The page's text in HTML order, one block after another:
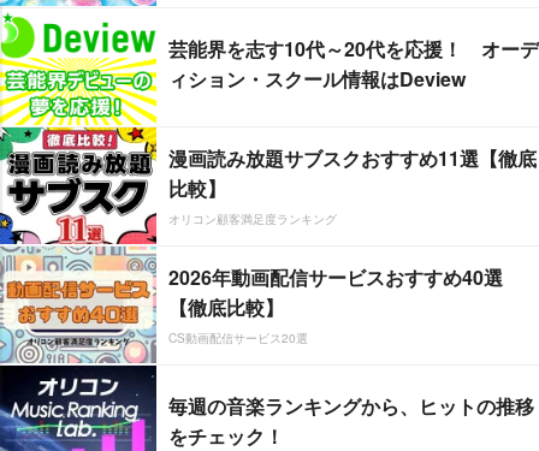
芸能界を志す10代～20代を応援！ オーデ
ィション・スクール情報はDeview
漫画読み放題サブスクおすすめ11選【徹底
比較】
オリコン顧客満足度ランキング
2026年動画配信サービスおすすめ40選
【徹底比較】
CS動画配信サービス20選
毎週の音楽ランキングから、ヒットの推移
をチェック！